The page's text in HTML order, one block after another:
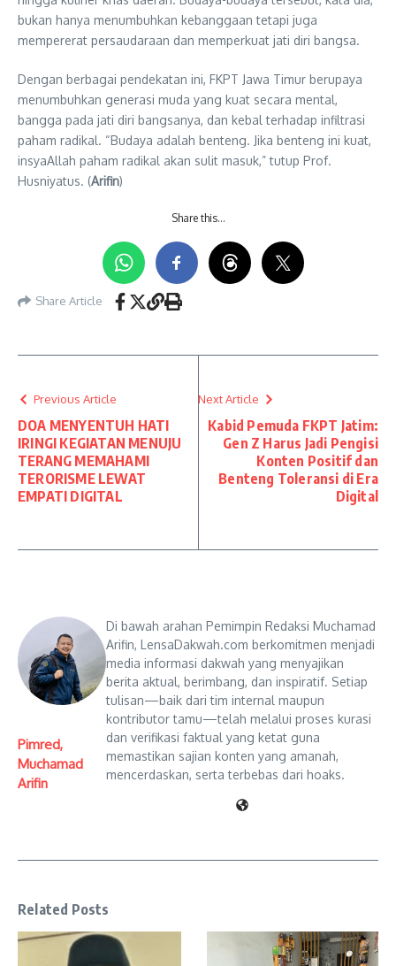
bukan hanya menumbuhkan kebanggaan tetapi juga
mempererat persaudaraan dan memperkuat jati diri bangsa.
Dengan berbagai pendekatan ini, FKPT Jawa Timur berupaya
menumbuhkan generasi muda yang kuat secara mental,
bangga pada jati diri bangsanya, dan kebal terhadap infiltrasi
paham radikal. “Budaya adalah benteng. Jika benteng ini kuat,
insyaAllah paham radikal akan sulit masuk,” tutup Prof.
Husniyatus. (Arifin)
Share this…
Share Article
Previous Article
DOA MENYENTUH HATI
IRINGI KEGIATAN MENUJU
TERANG MEMAHAMI
TERORISME LEWAT
EMPATI DIGITAL
Next Article
Kabid Pemuda FKPT Jatim:
Gen Z Harus Jadi Pengisi
Konten Positif dan
Benteng Toleransi di Era
Digital
Pimred,
Muchamad
Arifin
Di bawah arahan Pemimpin Redaksi Muchamad
Arifin, LensaDakwah.com berkomitmen menjadi
media informasi dakwah yang menyajikan
berita aktual, berimbang, dan inspiratif. Setiap
tulisan—baik dari tim internal maupun
kontributor tamu—telah melalui proses kurasi
dan verifikasi faktual yang ketat guna
memastikan sajian konten yang amanah,
mencerdaskan, serta terbebas dari hoaks.
Related Posts